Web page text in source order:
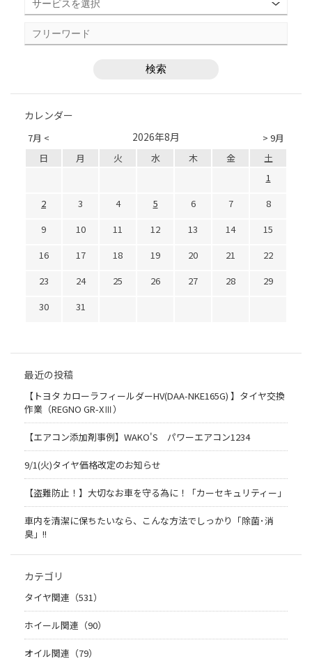
カレンダー
7月 < > 9月
2026年8月
日 月 火 水 木 金
土
1
2
3 4 5 6 7
8
9
10 11 12 13 14
15
16
17 18 19 20 21
22
23
24 25 26 27 28
29
30
31
最近の投稿
【トヨタ カローラフィールダーHV(DAA-NKE165G) 】タイヤ交換
作業（REGNO GR-XⅢ）
【エアコン添加剤事例】WAKO'S パワーエアコン1234
9/1(火)タイヤ価格改定のお知らせ
【盗難防止！】大切なお車を守る為に！「カーセキュリティー」
車内を清潔に保ちたいなら、こんな方法でしっかり「除菌･消
臭」!!
カテゴリ
タイヤ関連（531）
ホイール関連（90）
オイル関連（79）